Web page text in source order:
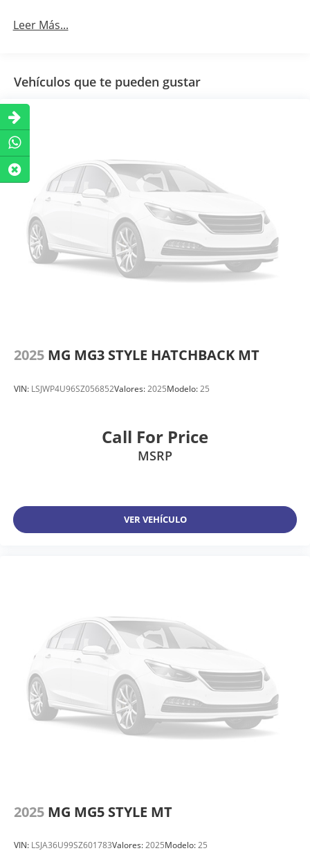
Leer Más...
Vehículos que te pueden gustar
2025 MG MG3 STYLE HATCHBACK MT
VIN: LSJWP4U96SZ056852Valores:2025Modelo:25
Call For Price
MSRP
VER VEHÍCULO
2025 MG MG5 STYLE MT
VIN: LSJA36U99SZ601783Valores:2025Modelo:25